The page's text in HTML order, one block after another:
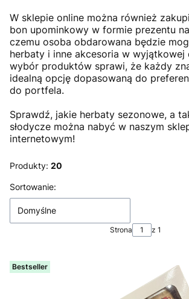
W sklepie online można również
bon upominkowy w formie prezentu
czemu osoba obdarowana będzie
herbaty i inne akcesoria w wyjątkowej
wybór produktów sprawi, że każdy
idealną opcję dopasowaną do
do portfela.
Sprawdź, jakie herbaty sezonowe, a
słodycze można nabyć w naszym
internetowym!
Produkty: 20
Lista produktów
Sortowanie:
Domyślne
Strona z 1
Bestseller